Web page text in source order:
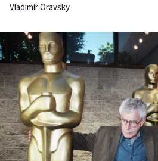
Vladimir Oravsky